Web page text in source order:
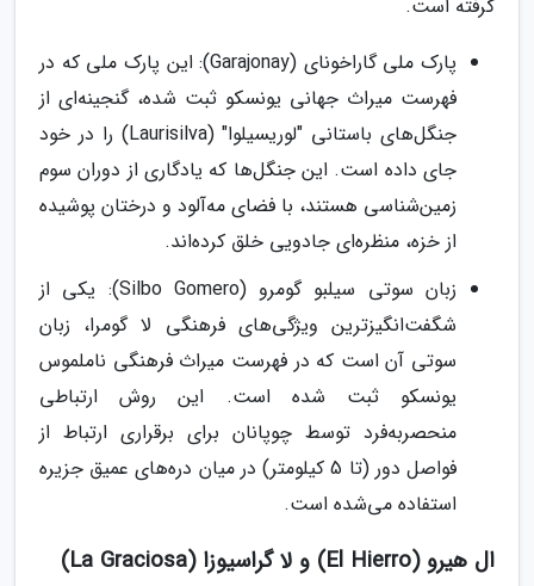
گرفته است.
پارک ملی گاراخونای (Garajonay): این پارک ملی که در
فهرست میراث جهانی یونسکو ثبت شده، گنجینه‌ای از
جنگل‌های باستانی "لوریسیلوا" (Laurisilva) را در خود
جای داده است. این جنگل‌ها که یادگاری از دوران سوم
زمین‌شناسی هستند، با فضای مه‌آلود و درختان پوشیده
از خزه، منظره‌ای جادویی خلق کرده‌اند.
زبان سوتی سیلبو گومرو (Silbo Gomero): یکی از
شگفت‌انگیزترین ویژگی‌های فرهنگی لا گومرا، زبان
سوتی آن است که در فهرست میراث فرهنگی ناملموس
یونسکو ثبت شده است. این روش ارتباطی
منحصربه‌فرد توسط چوپانان برای برقراری ارتباط از
فواصل دور (تا 5 کیلومتر) در میان دره‌های عمیق جزیره
استفاده می‌شده است.
ال هیرو (El Hierro) و لا گراسیوزا (La Graciosa)